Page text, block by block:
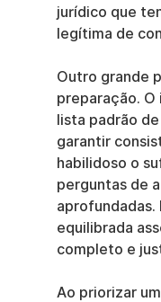
jurídico que
legítima de
Outro grande
preparação.
lista padrão
garantir
habilidoso o
perguntas de
aprofundadas.
equilibrada
completo e
Ao priorizar